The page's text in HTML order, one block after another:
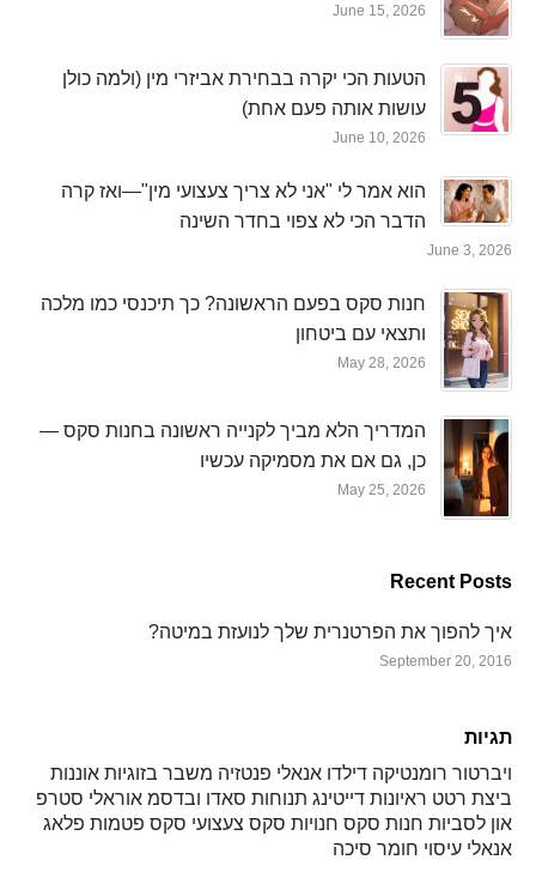
June 15, 2026
הטעות הכי יקרה בבחירת אביזרי מין (ולמה כולן
עושות אותה פעם אחת)
June 10, 2026
הוא אמר לי "אני לא צריך צעצועי מין"—ואז קרה
הדבר הכי לא צפוי בחדר השינה
June 3, 2026
חנות סקס בפעם הראשונה? כך תיכנסי כמו מלכה
ותצאי עם ביטחון
May 28, 2026
המדריך הלא מביך לקנייה ראשונה בחנות סקס —
כן, גם אם את מסמיקה עכשיו
May 25, 2026
Recent Posts
איך להפוך את הפרטנרית שלך לנועזת במיטה?
September 20, 2016
תגיות
ויברטור רומנטיקה דילדו אנאלי פנטזיה משבר בזוגיות אוננות
ביצת רטט ראיונות דייטינג תנוחות סאדו ובדסמ אוראלי סטרפ
און לסביות חנות סקס חנויות סקס צעצועי סקס פטמות פלאג
אנאלי עיסוי חומר סיכה